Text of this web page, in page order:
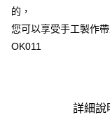
的，
您可以享受手工製作
OK011
詳細說